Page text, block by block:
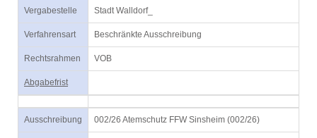
Vergabestelle Stadt Walldorf_
Verfahrensart Beschränkte Ausschreibung
Rechtsrahmen VOB
Abgabefrist
Ausschreibung 002/26 Atemschutz FFW Sinsheim (002/26)